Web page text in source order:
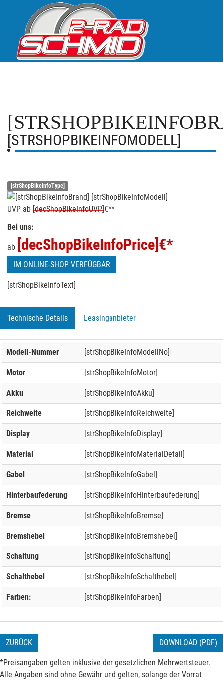
[STRSHOPBIKEINFOMODELL]
[strShopBikeInfoType]
UVP ab [decShopBikeInfoUVP]€**
Bei uns:
ab [decShopBikeInfoPrice] €*
IM ONLINE-SHOP VERFÜGBAR
[strShopBikeInfoText]
Technische Details Leasinganbieter
Modell-Nummer [strShopBikeInfoModellNo]
Motor [strShopBikeInfoMotor]
Akku [strShopBikeInfoAkku]
Reichweite [strShopBikeInfoReichweite]
Display [strShopBikeInfoDisplay]
Material [strShopBikeInfoMaterialDetail]
Gabel [strShopBikeInfoGabel]
Hinterbaufederung [strShopBikeInfoHinterbaufederung]
Bremse [strShopBikeInfoBremse]
Bremshebel [strShopBikeInfoBremshebel]
Schaltung [strShopBikeInfoSchaltung]
Schalthebel [strShopBikeInfoSchalthebel]
Farben: [strShopBikeInfoFarben]
ZURÜCK DOWNLOAD (PDF)
*Preisangaben gelten inklusive der gesetzlichen Mehrwertsteuer.
Alle Angaben sind ohne Gewähr und gelten, solange der Vorrat